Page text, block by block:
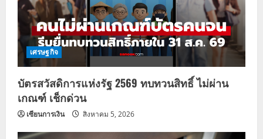
เศรษฐกิจ
บัตรสวัสดิการแห่งรัฐ 2569 ทบทวนสิทธิ์ ไม่ผ่าน
เกณฑ์ เช็กด่วน
เซียนการเงิน สิงหาคม 5, 2026